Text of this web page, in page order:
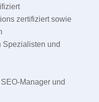
zertifiziert sowie
Spezialisten und
Manager und